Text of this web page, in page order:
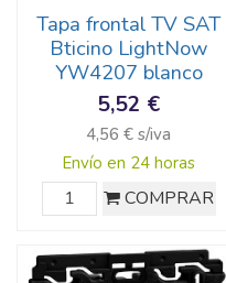
Tapa frontal TV SAT
Bticino LightNow
YW4207 blanco
5,52 €
4,56 € s/iva
Envío en 24 horas
COMPRAR